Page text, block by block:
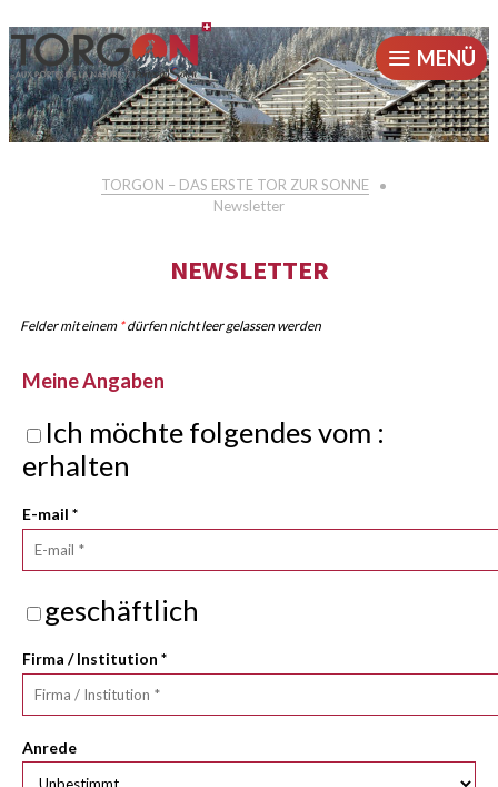
MENÜ
TORGON – DAS ERSTE TOR ZUR SONNE
Newsletter
NEWSLETTER
Felder mit einem *dürfen nicht leer gelassen werden
Meine Angaben
Ich möchte folgendes vom :
erhalten
E-mail *
geschäftlich
Firma / Institution *
Anrede